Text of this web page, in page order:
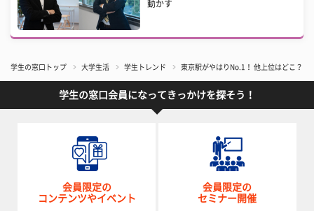
動かす
学生の窓口トップ 大学生活 学生トレンド 東京駅がやはりNo.1！ 他上位はどこ？
学生の窓口会員になってきっかけを探そう！
会員限定の
コンテンツやイベント
会員限定の
セミナー開催